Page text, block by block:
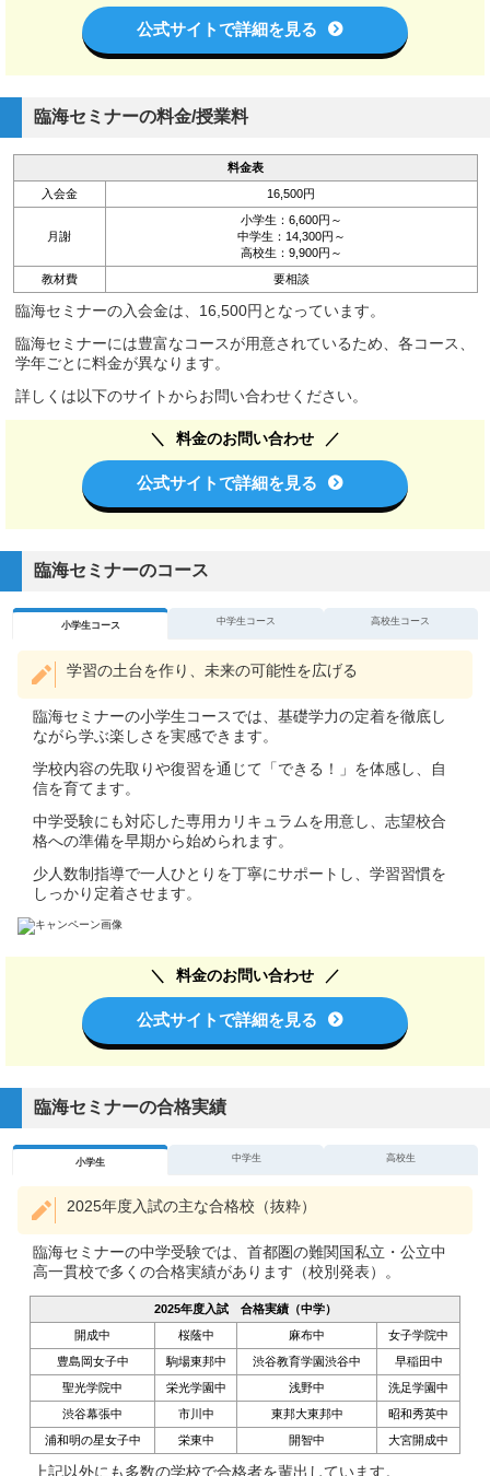
公式サイトで詳細を見る
臨海セミナーの料金/授業料
料金表
入会金
16,500円
月謝
小学生：6,600円～
中学生：14,300円～
高校生：9,900円～
教材費
要相談
臨海セミナーの入会金は、16,500円となっています。
臨海セミナーには豊富なコースが用意されているため、各コース、
学年ごとに料金が異なります。
詳しくは以下のサイトからお問い合わせください。
料金のお問い合わせ
公式サイトで詳細を見る
臨海セミナーのコース
小学生コース
学習の土台を作り、未来の可能性を広げる
臨海セミナーの小学生コースでは、基礎学力の定着を徹底し
ながら学ぶ楽しさを実感できます。
学校内容の先取りや復習を通じて「できる！」を体感し、自
信を育てます。
中学受験にも対応した専用カリキュラムを用意し、志望校合
格への準備を早期から始められます。
少人数制指導で一人ひとりを丁寧にサポートし、学習習慣を
しっかり定着させます。
中学生コース 高校生コース
料金のお問い合わせ
公式サイトで詳細を見る
臨海セミナーの合格実績
小学生
2025年度入試の主な合格校（抜粋）
臨海セミナーの中学受験では、首都圏の難関国私立・公立中
高一貫校で多くの合格実績があります（校別発表）。
2025年度入試 合格実績（中学）
開成中
桜蔭中 麻布中
女子学院中
豊島岡女子中
駒場東邦中 渋谷教育学園渋谷中
早稲田中
聖光学院中
栄光学園中 浅野中
洗足学園中
渋谷幕張中
市川中 東邦大東邦中
昭和秀英中
浦和明の星女子中
栄東中 開智中 大宮開成中
上記以外にも多数の学校で合格者を輩出しています。
中学生 高校生